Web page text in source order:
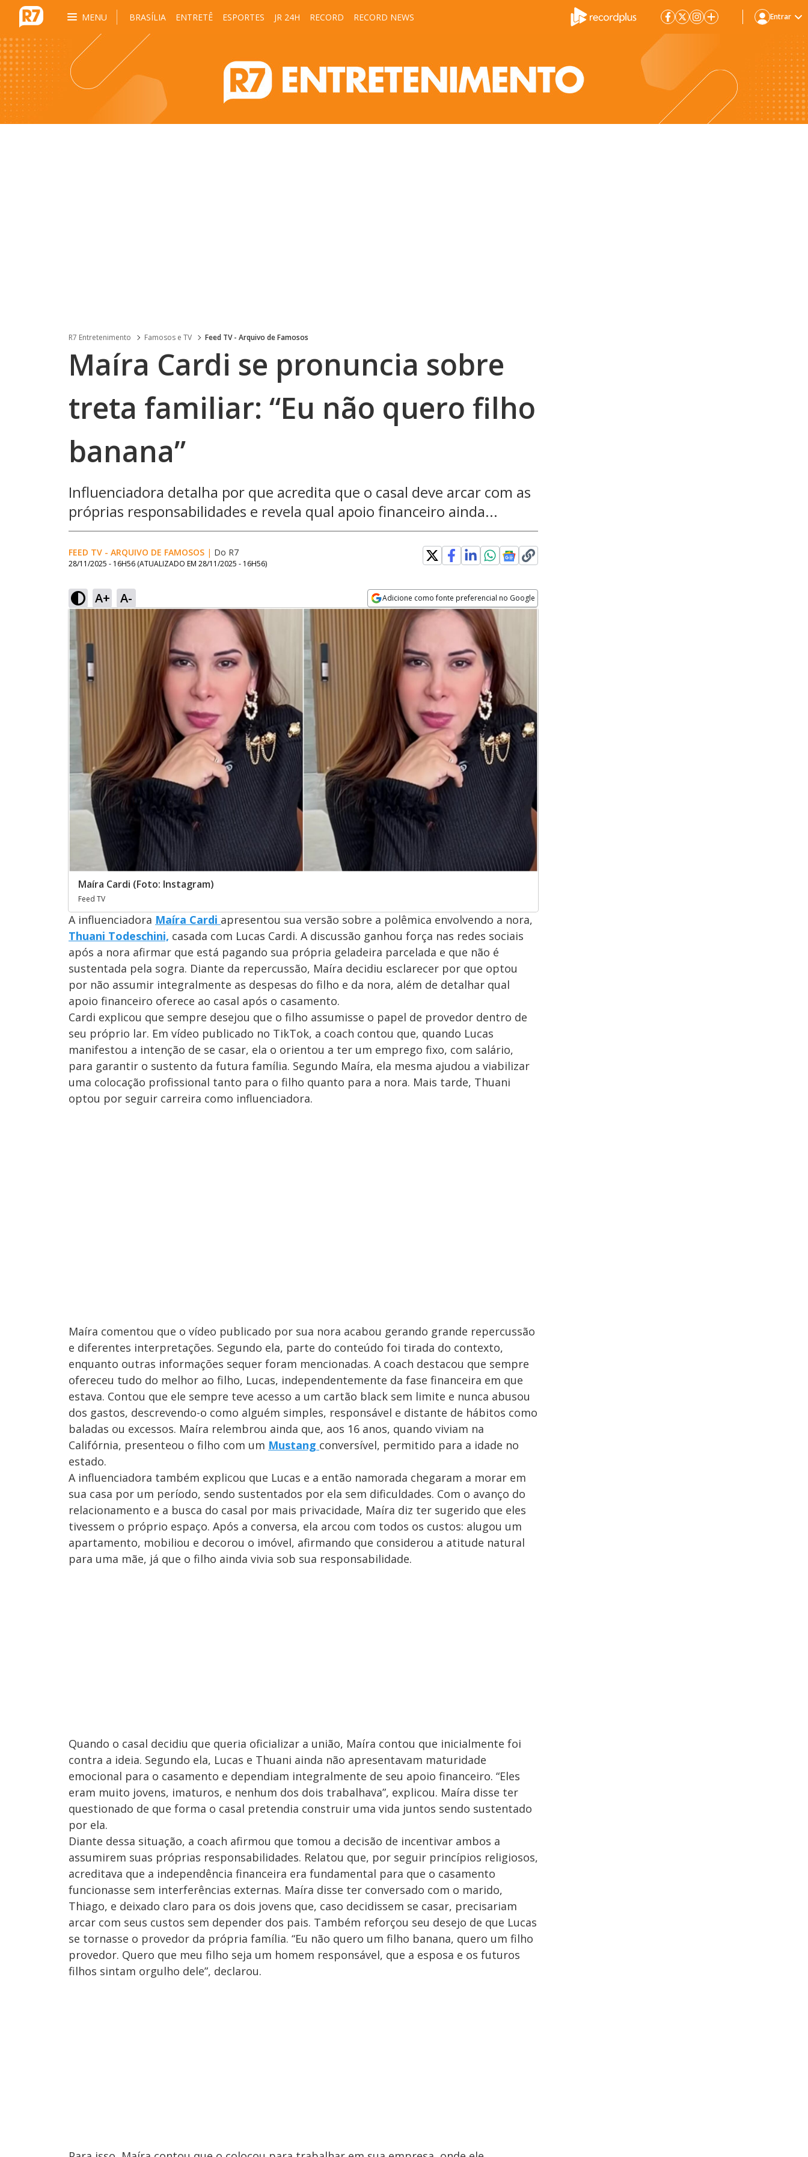
MENU BRASÍLIA ENTRETÊ ESPORTES JR 24H RECORD RECORD NEWS Entrar
R7 Entretenimento Famosos e TV Feed TV - Arquivo de Famosos
Maíra Cardi se pronuncia sobre
treta familiar: “Eu não quero filho
banana”
Influenciadora detalha por que acredita que o casal deve arcar com as
próprias responsabilidades e revela qual apoio financeiro ainda...
FEED TV - ARQUIVO DE FAMOSOS | Do R7
28/11/2025 - 16H56 (ATUALIZADO EM 28/11/2025 - 16H56)
A+ A- Adicione como fonte preferencial no Google
Opens in new window
Maíra Cardi (Foto: Instagram)
Feed TV
A influenciadora Maíra Cardi apresentou sua versão sobre a polêmica envolvendo a nora,
Thuani Todeschini, casada com Lucas Cardi. A discussão ganhou força nas redes sociais
após a nora afirmar que está pagando sua própria geladeira parcelada e que não é
sustentada pela sogra. Diante da repercussão, Maíra decidiu esclarecer por que optou
por não assumir integralmente as despesas do filho e da nora, além de detalhar qual
apoio financeiro oferece ao casal após o casamento.
Cardi explicou que sempre desejou que o filho assumisse o papel de provedor dentro de
seu próprio lar. Em vídeo publicado no TikTok, a coach contou que, quando Lucas
manifestou a intenção de se casar, ela o orientou a ter um emprego fixo, com salário,
para garantir o sustento da futura família. Segundo Maíra, ela mesma ajudou a viabilizar
uma colocação profissional tanto para o filho quanto para a nora. Mais tarde, Thuani
optou por seguir carreira como influenciadora.
Maíra comentou que o vídeo publicado por sua nora acabou gerando grande repercussão
e diferentes interpretações. Segundo ela, parte do conteúdo foi tirada do contexto,
enquanto outras informações sequer foram mencionadas. A coach destacou que sempre
ofereceu tudo do melhor ao filho, Lucas, independentemente da fase financeira em que
estava. Contou que ele sempre teve acesso a um cartão black sem limite e nunca abusou
dos gastos, descrevendo-o como alguém simples, responsável e distante de hábitos como
baladas ou excessos. Maíra relembrou ainda que, aos 16 anos, quando viviam na
Califórnia, presenteou o filho com um Mustang conversível, permitido para a idade no
estado.
A influenciadora também explicou que Lucas e a então namorada chegaram a morar em
sua casa por um período, sendo sustentados por ela sem dificuldades. Com o avanço do
relacionamento e a busca do casal por mais privacidade, Maíra diz ter sugerido que eles
tivessem o próprio espaço. Após a conversa, ela arcou com todos os custos: alugou um
apartamento, mobiliou e decorou o imóvel, afirmando que considerou a atitude natural
para uma mãe, já que o filho ainda vivia sob sua responsabilidade.
Quando o casal decidiu que queria oficializar a união, Maíra contou que inicialmente foi
contra a ideia. Segundo ela, Lucas e Thuani ainda não apresentavam maturidade
emocional para o casamento e dependiam integralmente de seu apoio financeiro. “Eles
eram muito jovens, imaturos, e nenhum dos dois trabalhava”, explicou. Maíra disse ter
questionado de que forma o casal pretendia construir uma vida juntos sendo sustentado
por ela.
Diante dessa situação, a coach afirmou que tomou a decisão de incentivar ambos a
assumirem suas próprias responsabilidades. Relatou que, por seguir princípios religiosos,
acreditava que a independência financeira era fundamental para que o casamento
funcionasse sem interferências externas. Maíra disse ter conversado com o marido,
Thiago, e deixado claro para os dois jovens que, caso decidissem se casar, precisariam
arcar com seus custos sem depender dos pais. Também reforçou seu desejo de que Lucas
se tornasse o provedor da própria família. “Eu não quero um filho banana, quero um filho
provedor. Quero que meu filho seja um homem responsável, que a esposa e os futuros
filhos sintam orgulho dele”, declarou.